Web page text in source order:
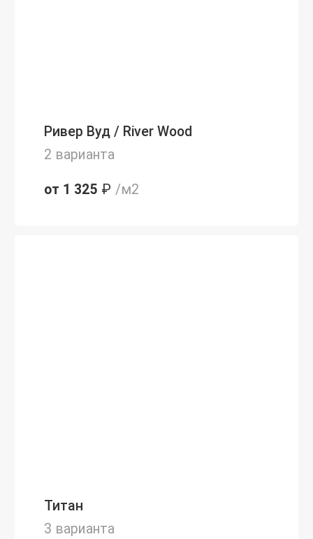
Ривер Вуд / River Wood
2 варианта
от 1 325 ₽ /м2
Титан
3 варианта